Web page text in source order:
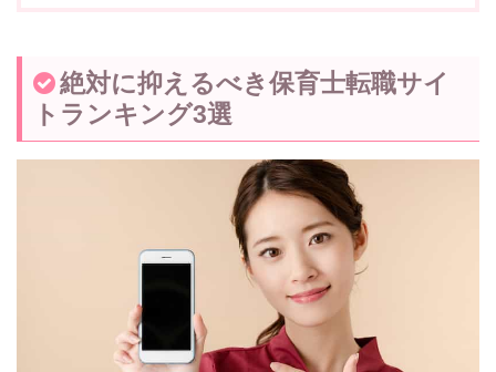
絶対に抑えるべき保育士転職サイ
トランキング3選